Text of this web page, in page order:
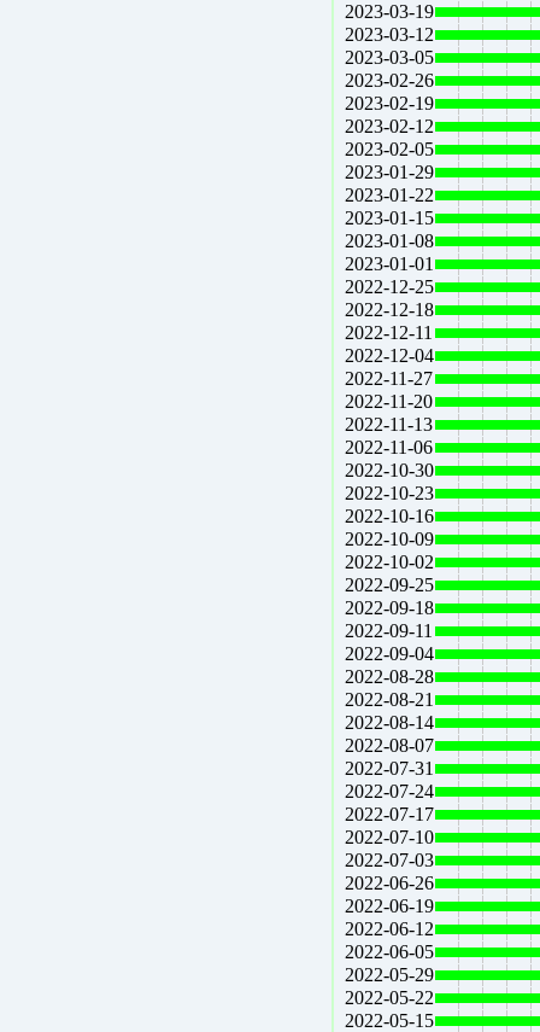
2023-03-19
2023-03-12
2023-03-05
2023-02-26
2023-02-19
2023-02-12
2023-02-05
2023-01-29
2023-01-22
2023-01-15
2023-01-08
2023-01-01
2022-12-25
2022-12-18
2022-12-11
2022-12-04
2022-11-27
2022-11-20
2022-11-13
2022-11-06
2022-10-30
2022-10-23
2022-10-16
2022-10-09
2022-10-02
2022-09-25
2022-09-18
2022-09-11
2022-09-04
2022-08-28
2022-08-21
2022-08-14
2022-08-07
2022-07-31
2022-07-24
2022-07-17
2022-07-10
2022-07-03
2022-06-26
2022-06-19
2022-06-12
2022-06-05
2022-05-29
2022-05-22
2022-05-15